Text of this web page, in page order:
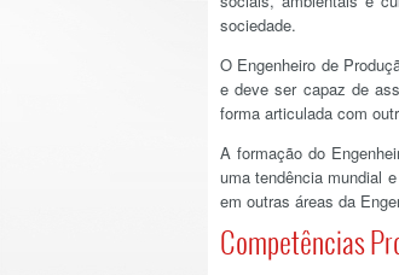
sociedade.
O Engenheiro de
e deve ser capaz de
forma articulada com
A formação do
uma tendência mundial
em outras áreas da
Competências